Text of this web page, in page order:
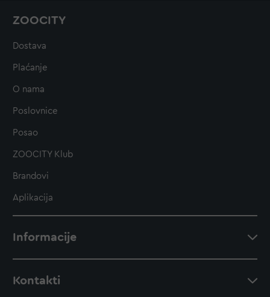
ZOOCITY
Dostava
Plaćanje
O nama
Poslovnice
Posao
ZOOCITY Klub
Brandovi
Aplikacija
Informacije
Kontakti